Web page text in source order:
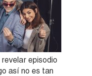
episodio
así no es tan